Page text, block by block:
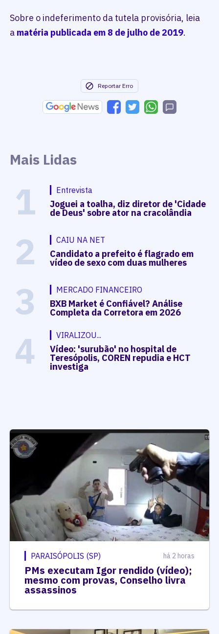
Sobre o indeferimento da tutela provisória, leia
a matéria publicada em 8 de julho de 2019.
Reportar Erro
Mais Lidas
1 Entrevista
Joguei a toalha, diz diretor de 'Cidade
de Deus' sobre ator na cracolândia
2 CAIU NA NET
Candidato a prefeito é flagrado em
vídeo de sexo com duas mulheres
3 MERCADO FINANCEIRO
BXB Market é Confiável? Análise
Completa da Corretora em 2026
4 VIRALIZOU...
Vídeo: 'surubão' no hospital de
Teresópolis, COREN repudia e HCT
investiga
PARAISÓPOLIS (SP) há 2 horas
PMs executam Igor rendido (vídeo);
mesmo com provas, Conselho livra
assassinos